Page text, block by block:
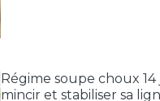
Régime soupe choux 14
mincir et stabiliser sa